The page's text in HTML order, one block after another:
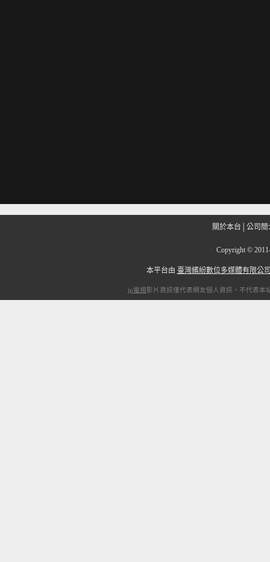
關於本台 公司簡
Copyright ©
本平台由 臺灣繽紛數位多媒體有限公
ip電視影片資訊僅代表網友個人資訊，不代表本